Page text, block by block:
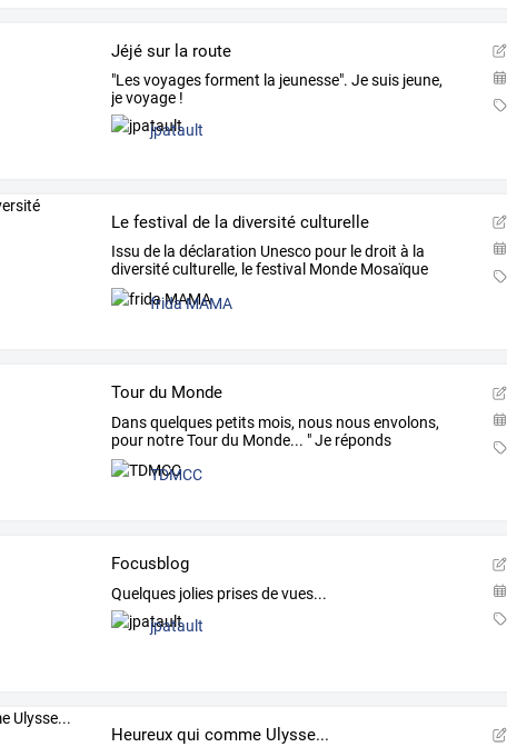
Jéjé sur la route
"Les voyages forment la jeunesse". Je suis jeune,
je voyage !
jpatault
Le festival de la diversité culturelle
Issu de la déclaration Unesco pour ledroit à la
diversitéculturelle, lefestival Monde Mosaïque
est
frida MAMA
Tour du Monde
Dansquelques petits mois, nous nousenvolons,
pour notreTourdu Monde... "Je réponds
ordinairement
TDMCC
Focusblog
Quelques jolies prises de vues...
jpatault
Heureux qui comme Ulysse...